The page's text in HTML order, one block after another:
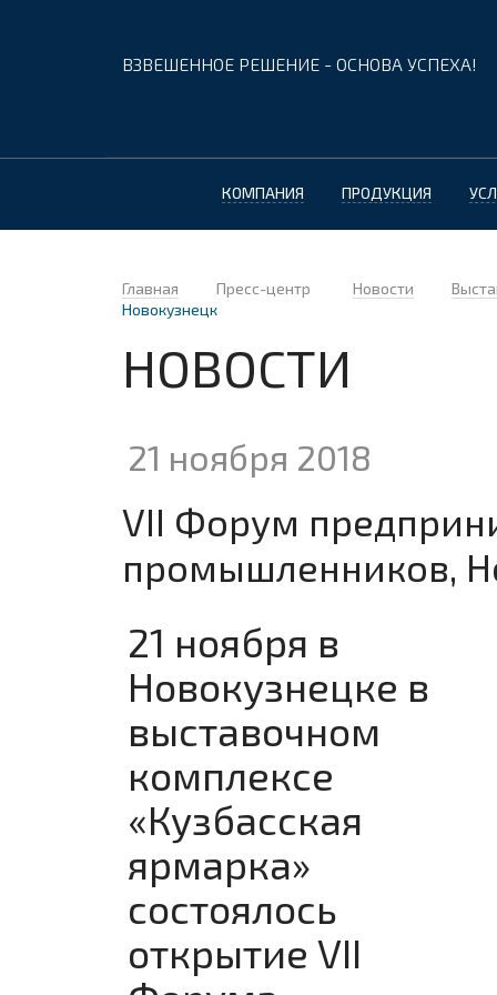
ВЗВЕШЕННОЕ РЕШЕНИЕ - ОСНОВА УСПЕХА!
КОМПАНИЯ ПРОДУКЦИЯ
Главная Пресс-центр Новости
Новокузнецк
НОВОСТИ
21 ноября 2018
VII Форум
промышленников,
21 ноября в
Новокузнецке в
выставочном
комплексе
«Кузбасская
ярмарка»
состоялось
открытие VII